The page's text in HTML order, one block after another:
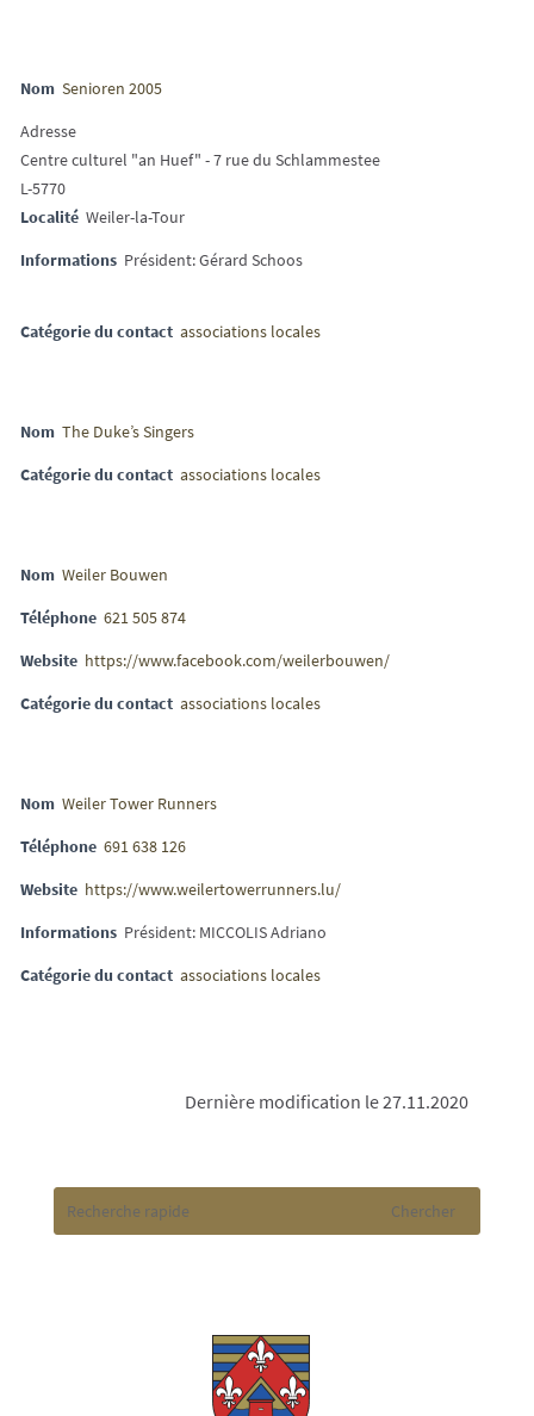
Nom Senioren 2005
Adresse
Centre culturel "an Huef" - 7 rue du Schlammestee
L-5770
Localité Weiler-la-Tour
Informations Président: Gérard Schoos
Catégorie du contact associations locales
Nom The Duke’s Singers
Catégorie du contact associations locales
Nom Weiler Bouwen
Téléphone 621 505 874
Website https://www.facebook.com/weilerbouwen/
Catégorie du contact associations locales
Nom Weiler Tower Runners
Téléphone 691 638 126
Website https://www.weilertowerrunners.lu/
Informations Président: MICCOLIS Adriano
Catégorie du contact associations locales
Dernière modification le 27.11.2020